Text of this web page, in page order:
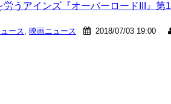
うアインズ『オーバーロードIII』第1
ース, 映画ニュース
2018/07/03 19:00